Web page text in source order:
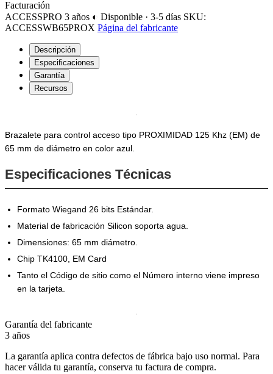
Facturación
ACCESSPRO 3 años ◐ Disponible · 3-5 días SKU:
ACCESSWB65PROX Página del fabricante
Descripción
Especificaciones
Garantía
Recursos
Brazalete para control acceso tipo PROXIMIDAD 125 Khz (EM) de
65 mm de diámetro en color azul.
Especificaciones Técnicas
Formato Wiegand 26 bits Estándar.
Material de fabricación Silicon soporta agua.
Dimensiones: 65 mm diámetro.
Chip TK4100, EM Card
Tanto el Código de sitio como el Número interno viene impreso
en la tarjeta.
Garantía del fabricante
3 años
La garantía aplica contra defectos de fábrica bajo uso normal. Para
hacer válida tu garantía, conserva tu factura de compra.